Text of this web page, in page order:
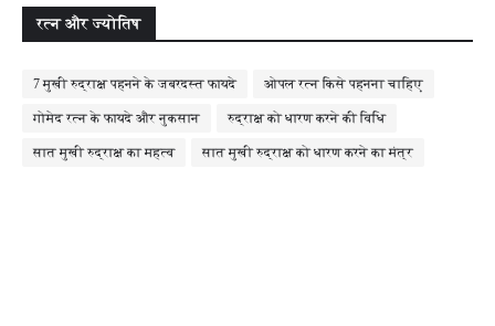
रत्न और ज्योतिष
7 मुखी रुद्राक्ष पहनने के जबरदस्त फायदे ओपल रत्न किसे पहनना चाहिए
गोमेद रत्न के फायदे और नुकसान रुद्राक्ष को धारण करने की विधि
सात मुखी रुद्राक्ष का महत्व सात मुखी रुद्राक्ष को धारण करने का मंत्र